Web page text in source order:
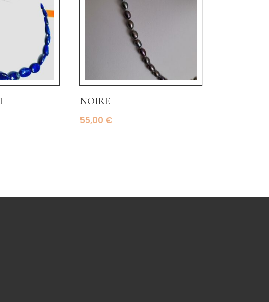
noire
55,00 €